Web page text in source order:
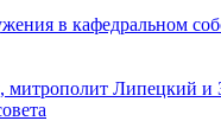
в кафедральном
Липецкий и